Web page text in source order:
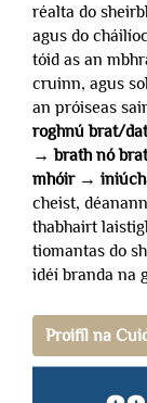
réalta do
agus do
tóid as an
cruinn, agus
an próiseas
roghnú brat/
→ brath nó
mhóir →
cheist,
thabhairt
tiomantas do
idéí branda na
Proifíl na